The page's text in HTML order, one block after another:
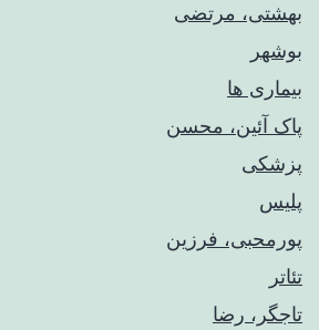
بهشتی، مرتضی
بوشهر
بیماری ها
پاک آئین، محسن
پزشکی
پلیس
پورمحبی، فرزین
تئاتر
تاجگر، رضا